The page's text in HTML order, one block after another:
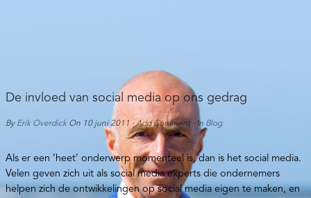
De invloed van social media op ons gedrag
By Erik OverdickOn 10 juni 2011·Add Comment· In Blog
Als er een ‘heet’ onderwerp momenteel is, dan is het social media.
Velen geven zich uit als social media experts die ondernemers
helpen zich de ontwikkelingen op social media eigen te maken, en